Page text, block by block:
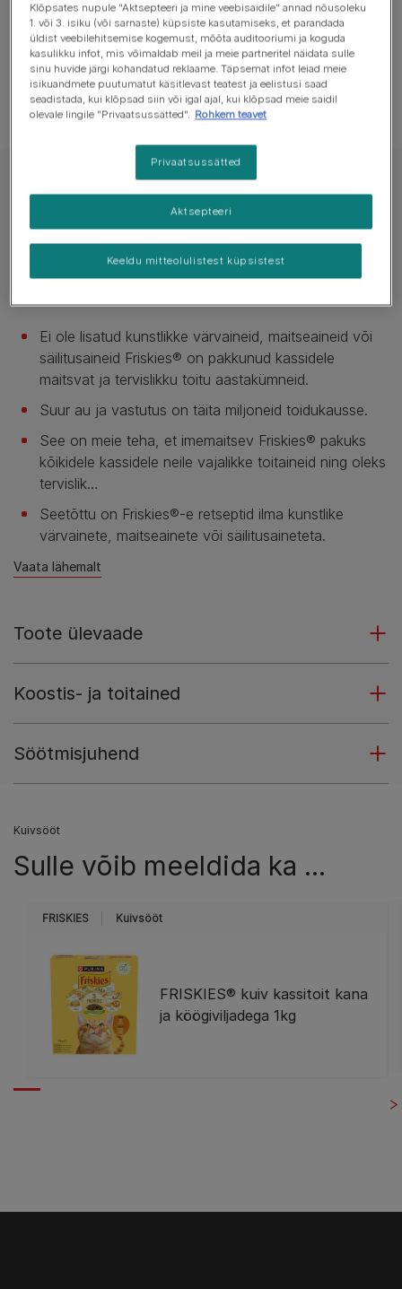
Täissööt kuni 12-kuusetele kassipoegadele. Sobib ka tiinetele ja
imetavatele kassidele.
FRISKIES® JUNIOR kuiv kassitoit kana,
kalkuni, köögiviljade ja piimaga 300g
Ei ole lisatud kunstlikke värvaineid, maitseaineid või
säilitusaineid Friskies® on pakkunud kassidele
maitsvat ja tervislikku toitu aastakümneid.
Suur au ja vastutus on täita miljoneid toidukausse.
See on meie teha, et imemaitsev Friskies® pakuks
kõikidele kassidele neile vajalikke toitaineid ning oleks
tervislik…
Seetõttu on Friskies®-e retseptid ilma kunstlike
värvainete, maitseainete või säilitusaineteta.
Vaata lähemalt
Toote ülevaade
Koostis- ja toitained
Söötmisjuhend
Kuivsööt
Sulle võib meeldida ka ...
FRISKIES Kuivsööt
FRISKIES® kuiv kassitoit kana
ja köögiviljadega 1kg
Klõpsates nupule "Aktsepteeri ja mine veebisaidile" annad nõusoleku
1. või 3. isiku (või sarnaste) küpsiste kasutamiseks, et parandada
üldist veebilehitsemise kogemust, mõõta auditooriumi ja koguda
kasulikku infot, mis võimaldab meil ja meie partneritel näidata sulle
sinu huvide järgi kohandatud reklaame. Täpsemat infot leiad meie
isikuandmete puutumatut käsitlevast teatest ja eelistusi saad
seadistada, kui klõpsad siin või igal ajal, kui klõpsad meie saidil
olevale lingile "Privaatsussätted". Rohkem teavet
Privaatsussätted
Keeldu mitteolulistest küpsistest
Aktsepteeri